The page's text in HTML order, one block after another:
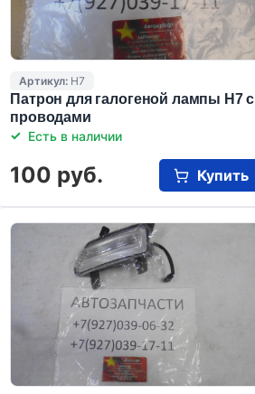
Артикул: Н7
Патрон для галогеной лампы Н7 с
проводами
Есть в наличии
100 руб. Купить